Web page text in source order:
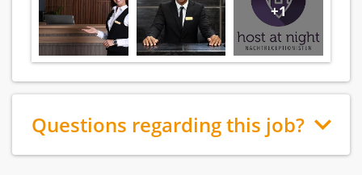
+1
Questions regarding this job?